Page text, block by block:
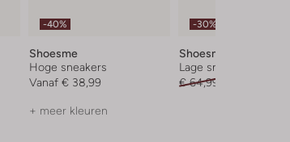
-40%
Shoesme
Hoge sneakers
Vanaf € 38,99
+ meer kleuren
-30%
Shoesme
Lage sneakers
€ 64,99